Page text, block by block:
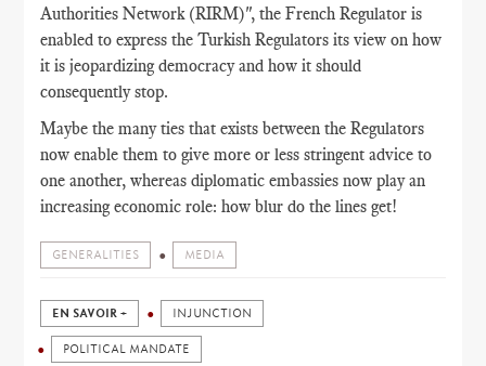
Authorities Network (RIRM)", the French Regulator is
enabled to express the Turkish Regulators its view on how
it is jeopardizing democracy and how it should
consequently stop.
Maybe the many ties that exists between the Regulators
now enable them to give more or less stringent advice to
one another, whereas diplomatic embassies now play an
increasing economic role: how blur do the lines get!
GENERALITIES MEDIA
EN SAVOIR + INJUNCTION
POLITICAL MANDATE